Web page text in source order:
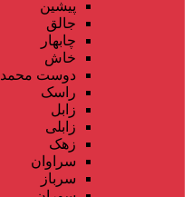
پیشین
جالق
چابهار
خاش
دوست محمد
راسک
زابل
زابلی
زهک
سراوان
سرباز